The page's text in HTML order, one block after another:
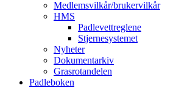
Medlemsvilkår/brukervilkår
HMS
Padlevettreglene
Stjernesystemet
Nyheter
Dokumentarkiv
Grasrotandelen
Padleboken